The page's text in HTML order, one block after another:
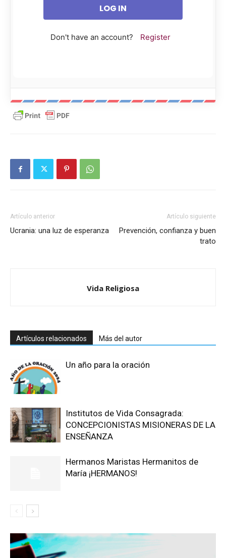
Don't have an account? Register
Artículo anterior
Ucrania: una luz de esperanza
Artículo siguiente
Prevención, confianza y buen
trato
Vida Religiosa
Artículos relacionados Más del autor
Un año para la oración
Institutos de Vida Consagrada:
CONCEPCIONISTAS MISIONERAS DE LA
ENSEÑANZA
Hermanos Maristas Hermanitos de
María ¡HERMANOS!